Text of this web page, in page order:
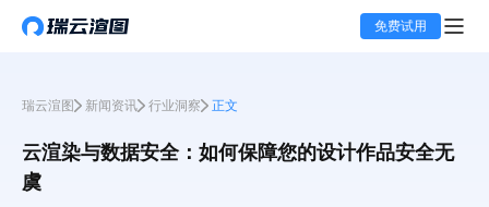
免费试用
瑞云渲图 新闻资讯 行业洞察 正文
云渲染与数据安全：如何保障您的设计作品安全无
虞